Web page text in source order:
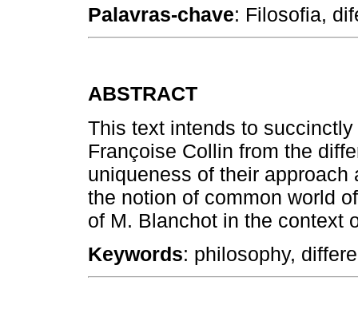
Palavras-chave: Filosofia,
ABSTRACT
This text intends to
Françoise Collin from the
uniqueness of their
the notion of common world
of M. Blanchot in the context
Keywords: philosophy,